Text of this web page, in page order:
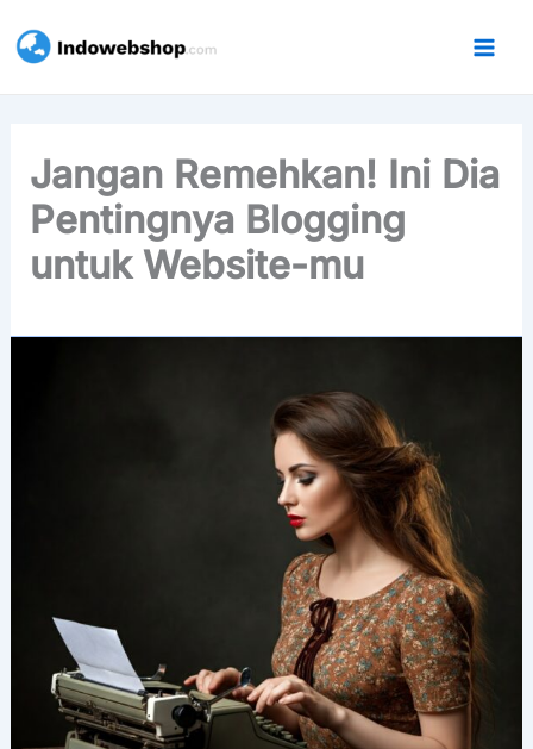
ke
Jangan Remehkan! Ini Dia
Pentingnya Blogging
untuk Website-mu